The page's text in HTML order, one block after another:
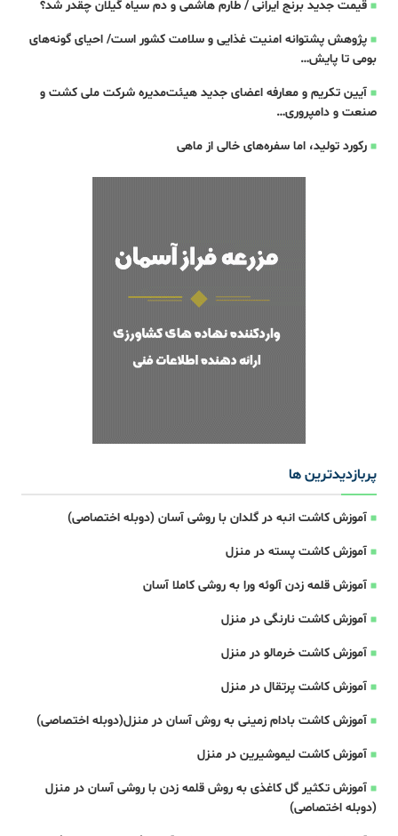
قیمت جدید برنج ایرانی / طارم هاشمی و دم سیاه گیلان چقدر شد؟
پژوهش پشتوانه امنیت غذایی و سلامت کشور است/ احیای گونه‌های
بومی تا پایش…
آیین تکریم و معارفه اعضای جدید هیئت‌مدیره شرکت ملی کشت و
صنعت و دامپروری…
رکورد تولید، اما سفره‌های خالی از ماهی
پربازدیدترین ها
آموزش کاشت انبه در گلدان با روشی آسان (دوبله اختصاصی)
آموزش کاشت پسته در منزل
آموزش قلمه زدن آلوئه ورا به روشی کاملا آسان
آموزش کاشت نارنگی در منزل
آموزش کاشت خرمالو در منزل
آموزش کاشت پرتقال در منزل
آموزش کاشت بادام زمینی به روش آسان در منزل(دوبله اختصاصی)
آموزش کاشت لیموشیرین در منزل
آموزش تکثیر گل کاغذی به روش قلمه زدن با روشی آسان در منزل
(دوبله اختصاصی)